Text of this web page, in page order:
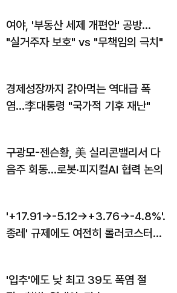
여야, '부동산 세제 개편안' 공방…
"실거주자 보호" vs "무책임의 극치"
경제성장까지 갉아먹는 역대급 폭
염…李대통령 "국가적 기후 재난"
구광모-젠슨황, 美 실리콘밸리서 다
음주 회동…로봇·피지컬AI 협력 논의
'+17.91→-5.12→+3.76→-4.8%'…'
종레' 규제에도 여전히 롤러코스터
'입추'에도 낮 최고 39도 폭염 절